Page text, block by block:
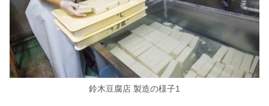
鈴木豆腐店 製造の様子1